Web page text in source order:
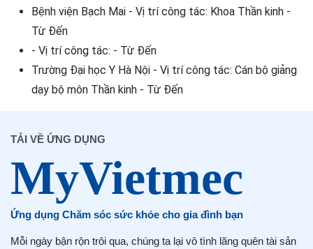
Bệnh viện Bạch Mai - Vị trí công tác: Khoa Thần kinh -
Từ Đến
- Vị trí công tác: - Từ Đến
Trường Đại học Y Hà Nội - Vị trí công tác: Cán bộ giảng
dạy bộ môn Thần kinh - Từ Đến
TẢI VỀ ỨNG DỤNG
Ứng dụng Chăm sóc sức khỏe cho gia đình bạn
Mỗi ngày bận rộn trôi qua, chúng ta lại vô tình lãng quên tài sản